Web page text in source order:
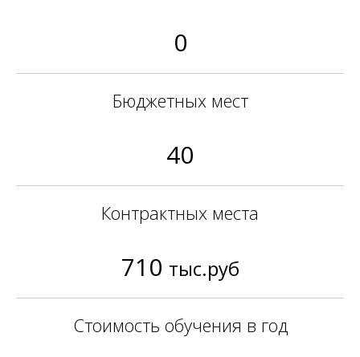
0
Бюджетных мест
40
Контрактных места
710 тыс.руб
Стоимость обучения в год